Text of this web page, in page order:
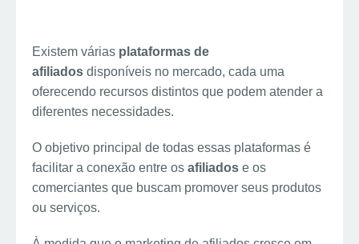
Existem várias plataformas de
afiliados disponíveis no mercado, cada uma
oferecendo recursos distintos que podem atender a
diferentes necessidades.
O objetivo principal de todas essas plataformas é
facilitar a conexão entre os afiliados e os
comerciantes que buscam promover seus produtos
ou serviços.